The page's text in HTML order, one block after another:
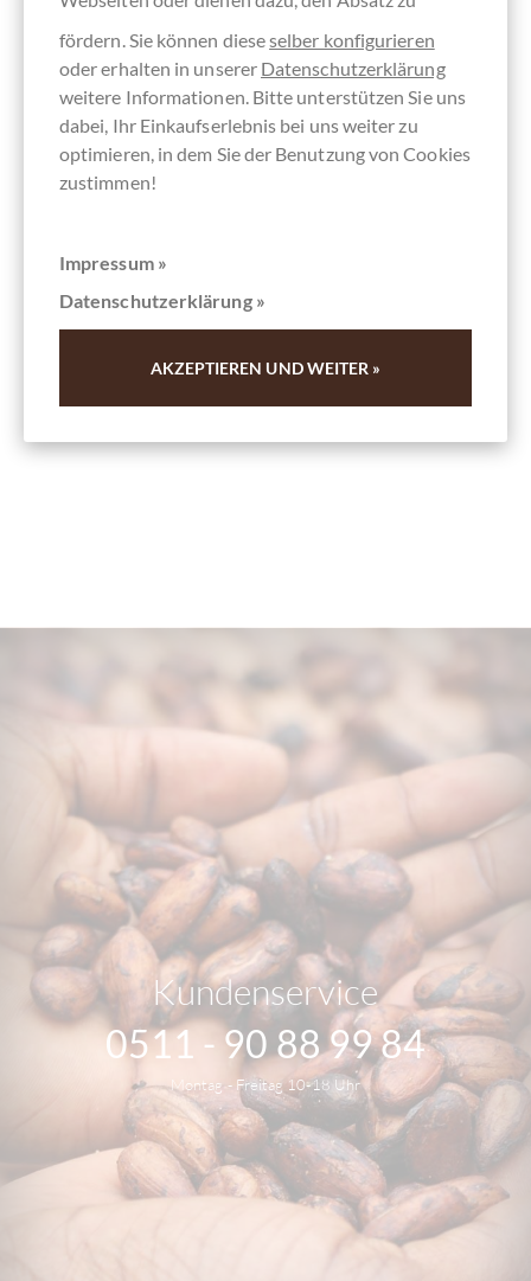
Paste di Mandorla - klassisches
Mandelgebäck
weiches Marzipanebäck aus Italien
Inhalt 20 g(75,00 € * / 1 kg)
1,50 €*
Kundenservice
0511 - 90 88 99 84
Montag - Freitag 10-18 Uhr
fördern. Sie können dieseselber konfigurieren
oder erhalten in unserer Datenschutzerklärung
weitere Informationen. Bitte unterstützen Sie uns
dabei, Ihr Einkaufserlebnis bei uns weiter zu
optimieren, in dem Sie der Benutzung von Cookies
zustimmen!
Impressum »
Datenschutzerklärung »
AKZEPTIEREN UND WEITER »